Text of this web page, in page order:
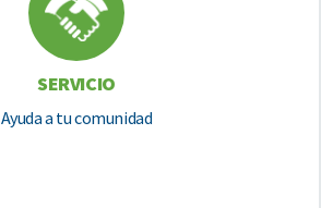
SERVICIO
Ayuda a tu comunidad